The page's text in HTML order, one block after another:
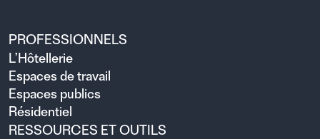
PROFESSIONNELS
L’Hôtellerie
Espaces de travail
Espaces publics
Résidentiel
RESSOURCES ET OUTILS